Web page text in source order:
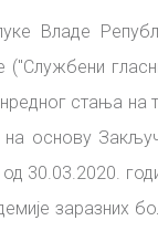
Владе
("Службени
стања на
основу
30.03.2020.
заразних